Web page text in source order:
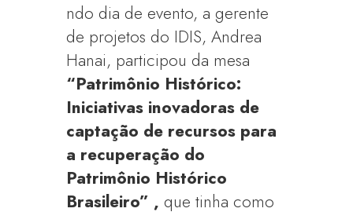
ndo dia de evento, a gerente
de projetos do IDIS, Andrea
Hanai, participou da mesa
“Patrimônio Histórico:
Iniciativas inovadoras de
captação de recursos para
a recuperação do
Patrimônio Histórico
Brasileiro” , que tinha como